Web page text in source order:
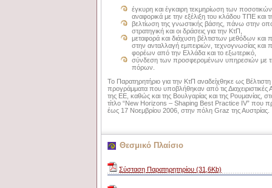
έγκυρη και έγκαιρη τεκμηρίωση των ποσοτικών
αναφορικά με την εξέλιξη του κλάδου ΤΠΕ και
βελτίωση της γνωστικής βάσης, πάνω στην
στρατηγική και οι δράσεις για την ΚτΠ,
μεταφορά και διάχυση βέλτιστων μεθόδων και
στην ανταλλαγή εμπειριών, τεχνογνωσίας και
φορέων από την Ελλάδα και το εξωτερικό,
σύνδεση των προσφερομένων υπηρεσιών με τη
πόρων.
Το Παρατηρητήριο για την ΚτΠ αναδείχθηκε ως
προγράμματα που υποβλήθηκαν από τις
της ΕΕ, καθώς και της Βουλγαρίας και της Ρουμανίας,
τίτλο “New Horizons – Shaping Best Practice IV” που
έως 17 Νοεμβρίου 2006, στην πόλη Graz της Αυστρίας.
Θεσμικό Πλαίσιο
Σύσταση Παρατηρητηρίου (31,6Kb)